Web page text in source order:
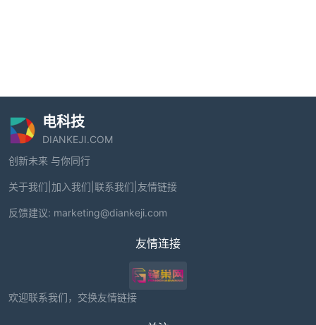
电科技
DIANKEJI.COM
创新未来 与你同行
关于我们 加入我们 联系我们 友情链接
反馈建议: marketing@diankeji.com
友情连接
欢迎联系我们，交换友情链接